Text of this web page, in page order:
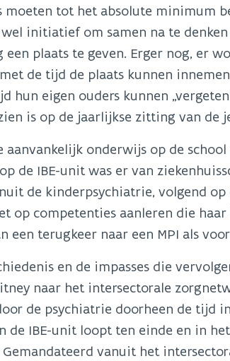
moeten tot het absolute minimum
initiatief om samen na te
een plaats te geven. Erger nog, er
de tijd de plaats kunnen
hun eigen ouders kunnen
is op de jaarlijkse zitting van de
aanvankelijk onderwijs op de
de IBE-unit was er van
de kinderpsychiatrie, volgend
op competenties aanleren die
een terugkeer naar een MPI als
en de impasses die
naar het intersectorale
de psychiatrie doorheen de tijd
de IBE-unit loopt ten einde en in
Gemandateerd vanuit het